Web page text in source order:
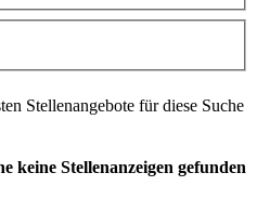
Stellenangebote für diese Suche
keine Stellenanzeigen gefunden